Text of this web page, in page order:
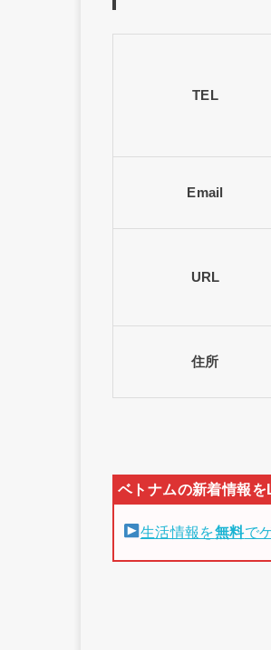
TEL
Email
URL
住所
生活情報を無料で